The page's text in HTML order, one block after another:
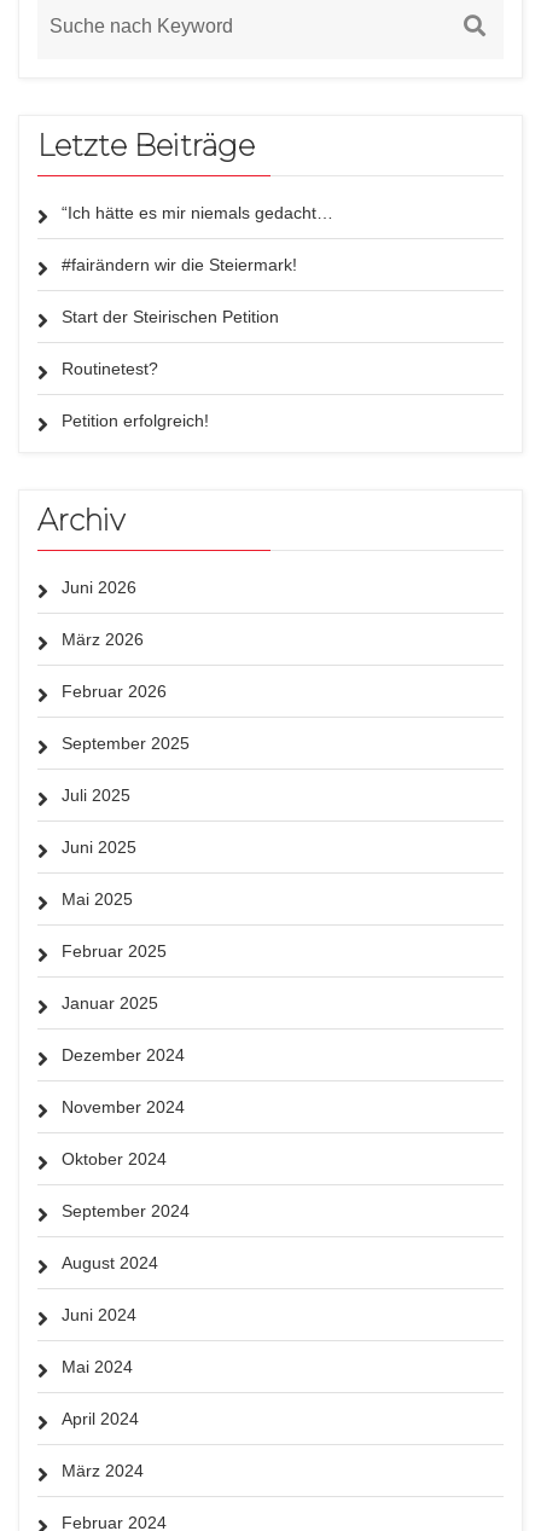
Letzte Beiträge
“Ich hätte es mir niemals gedacht…
#fairändern wir die Steiermark!
Start der Steirischen Petition
Routinetest?
Petition erfolgreich!
Archiv
Juni 2026
März 2026
Februar 2026
September 2025
Juli 2025
Juni 2025
Mai 2025
Februar 2025
Januar 2025
Dezember 2024
November 2024
Oktober 2024
September 2024
August 2024
Juni 2024
Mai 2024
April 2024
März 2024
Februar 2024